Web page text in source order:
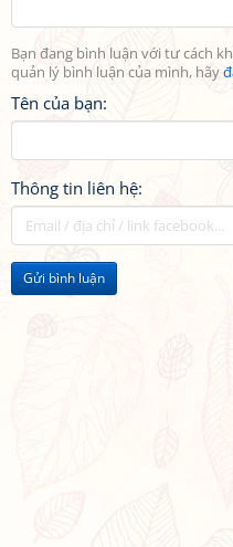
Bạn đang bình luận với tư cách
quản lý bình luận của mình, hãy
Tên của bạn:
Thông tin liên hệ:
Gửi bình luận